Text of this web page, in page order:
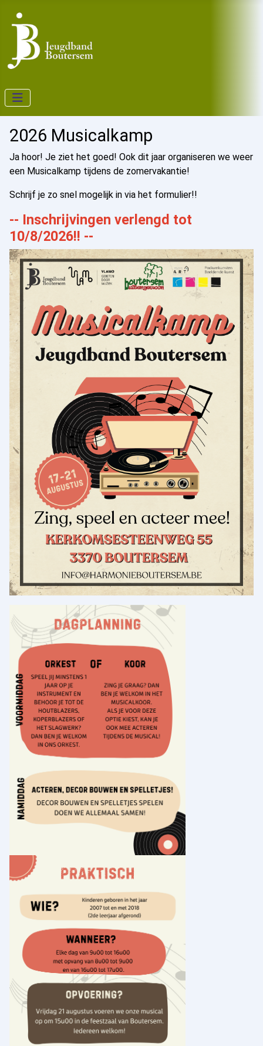
2026 Musicalkamp
Ja hoor! Je ziet het goed! Ook dit jaar organiseren we weer
een Musicalkamp tijdens de zomervakantie!
Schrijf je zo snel mogelijk in via het formulier!!
-- Inschrijvingen verlengd tot
10/8/2026!! --